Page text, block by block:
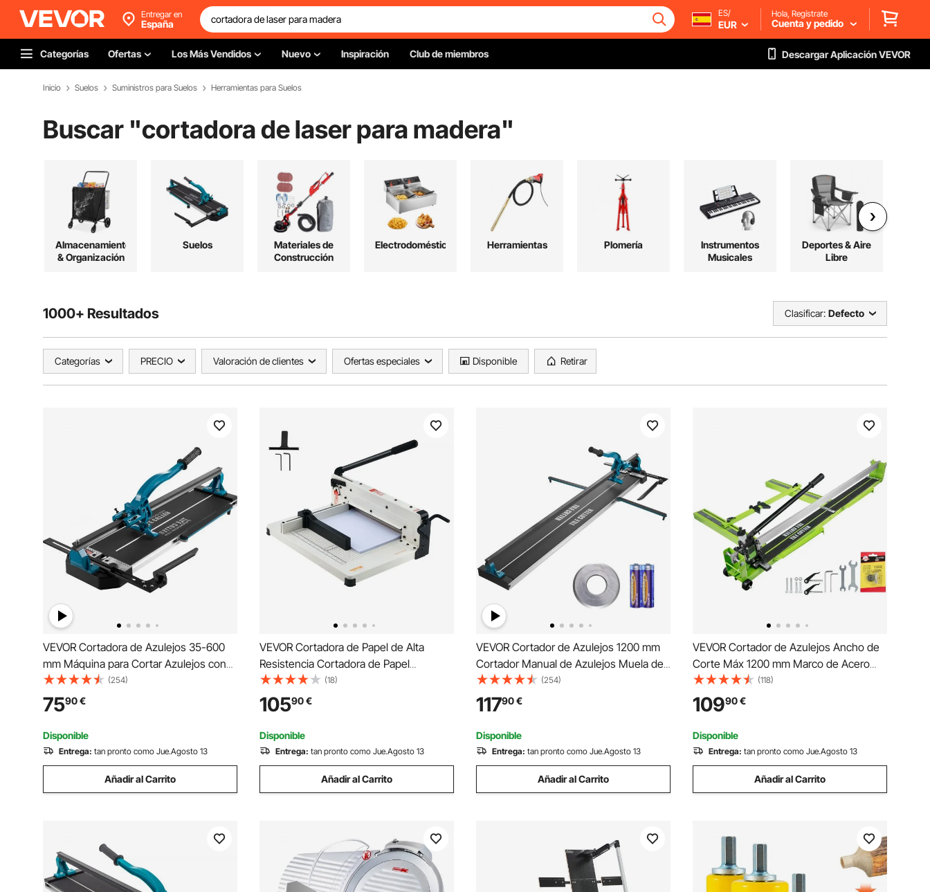
Entregar en
España
ES/
EUR
Hola, Regístrate
Cuenta y pedido
Categorías Ofertas Los Más Vendidos Nuevo Inspiración Club de miembros Descargar Aplicación VEVOR
Inicio Suelos Suministros para Suelos Herramientas para Suelos
Buscar "cortadora de laser para madera"
Almacenamiento
& Organización
Suelos
Materiales de
Construcción
Electrodomésticos Herramientas Plomería
Instrumentos
Musicales
Deportes & Aire
Libre
1000+ Resultados Clasificar: Defecto
Categorías PRECIO Valoración de clientes Ofertas especiales Disponible Retirar
VEVOR Cortadora de Azulejos 35-600
mm Máquina para Cortar Azulejos con
Láser Cortador de Azulejos Manual
Cortadora de Cerámica con Soporte
(254)
7590€
Disponible
Entrega: tan pronto como Jue.Agosto 13
Añadir al Carrito
VEVOR Cortadora de Papel de Alta
Resistencia Cortadora de Papel
Industrial y Comercial de 304,8 mm para
Papel A4, Capacidad para 400 Hojas
Cortadora de Papel Apilado para Oficina,
Escuela, Blanco
(18)
10590€
Disponible
Entrega: tan pronto como Jue.Agosto 13
Añadir al Carrito
VEVOR Cortador de Azulejos 1200 mm
Cortador Manual de Azulejos Muela de
Corte de Carburo de Tungsteno
Posicionamiento por Infrarrojos Pies
Antideslizantes para Instaladores
Profesionales Principiantes
(254)
11790€
Disponible
Entrega: tan pronto como Jue.Agosto 13
Añadir al Carrito
VEVOR Cortador de Azulejos Ancho de
Corte Máx 1200 mm Marco de Acero
Cortadora de Piso Laminado Espesor de
Corte 6-15 mm 27 Rodamientos
Cortador Manual de Azulejos para
Piedra, Baldosas Ordinarias
(118)
10990€
Disponible
Entrega: tan pronto como Jue.Agosto 13
Añadir al Carrito